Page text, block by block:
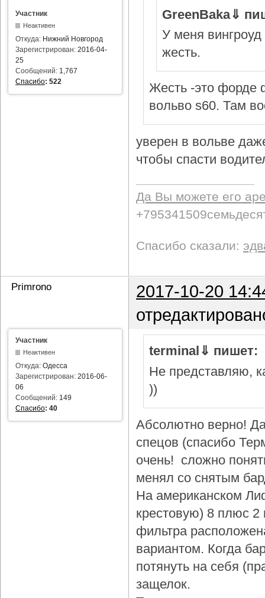
Участник
Неактивен
Откуда: Нижний Новгород
Зарегистрирован: 2016-04-
25
Сообщений: 1,767
Спасибо: 522
GreenBaka⇓
У меня вингроуд
жесть.
Жесть -это форде
вольво s60. Там
уверен в вольве
чтобы спасти
Да Вы можете его
Спасибо сказали:
Primrono
2017-10-20
Участник
Неактивен
Откуда: Одесса
Зарегистрирован: 2016-06-
06
Сообщений: 149
Спасибо: 40
terminal⇓ пишет:
Не представляю,
))
Абсолютно верно!
спецов (спасибо
очень! сложно
менял со снятым
На американском
крестовую) 8 плюс 2
фильтра
вариантом. Когда
потянуть на себя
защелок.